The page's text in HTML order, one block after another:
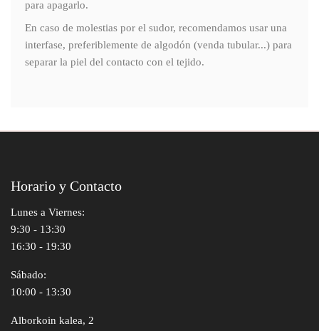
para apagarlo.
En caso de molestias por el sudor, recomendamos usar una
interfase, preferiblemente de algodón (venda tubular...) para
separar la piel del contacto con el tejido.
Horario y Contacto
Lunes a Viernes:
9:30 - 13:30
16:30 - 19:30
Sábado:
10:00 - 13:30
Alborkoin kalea, 2